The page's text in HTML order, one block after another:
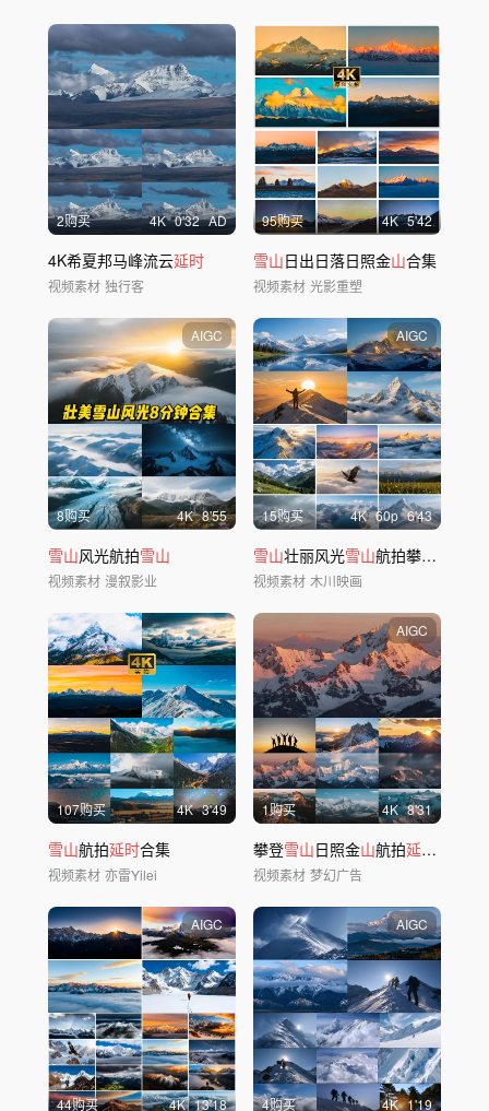
2购买 4K 0'32 AD
4K希夏邦马峰流云延时
视频素材 独行客
95购买 4K 5'42
雪山日出日落日照金山合集
视频素材 光影重塑
AIGC
8购买 4K 8'55
雪山风光航拍雪山
视频素材 漫叙影业
AIGC
15购买 4K 60p 6'43
雪山壮丽风光雪山航拍攀登
视频素材 木川映画
107购买 4K 3'49
雪山航拍延时合集
视频素材 亦雷Yilei
AIGC
1购买 4K 8'31
攀登雪山日照金山航拍延时
视频素材 梦幻广告
AIGC
44购买 4K 13'18
AIGC
4购买 4K 1'19